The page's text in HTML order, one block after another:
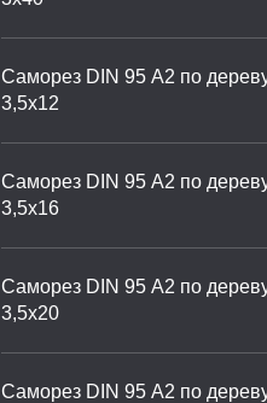
Саморез DIN 95 А2 по
3,5х12
Саморез DIN 95 А2 по
3,5х16
Саморез DIN 95 А2 по
3,5х20
Саморез DIN 95 А2 по